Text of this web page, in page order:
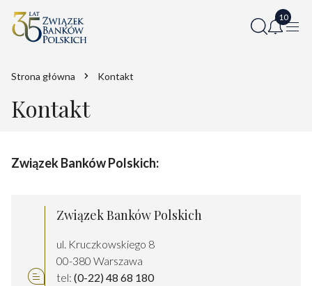
Strona główna Kontakt
Kontakt
Związek Banków Polskich:
Związek Banków Polskich
ul. Kruczkowskiego 8
00-380 Warszawa
tel: (0-22) 48 68 180